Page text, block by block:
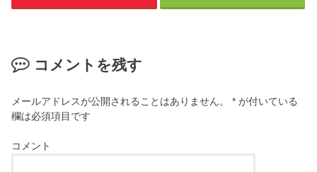
コメントを残す
メールアドレスが公開されることはありません。 * が付いている
欄は必須項目です
コメント